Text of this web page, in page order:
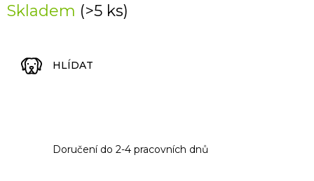
Skladem (>5 ks)
HLÍDAT
Doručení do 2-4 pracovních dnů